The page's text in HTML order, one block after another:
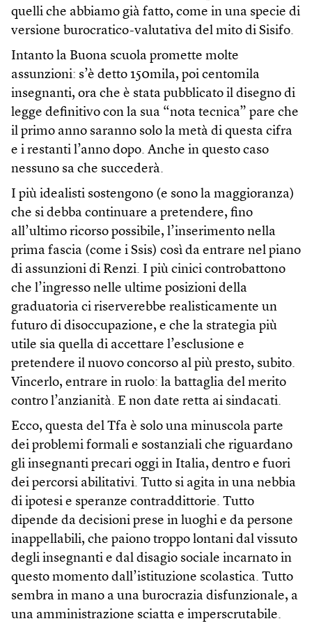
quelli che abbiamo già fatto, come in una specie di
versione burocratico-valutativa del mito di Sisifo.
Intanto la Buona scuola promette molte
assunzioni: s’è detto 150mila, poi centomila
insegnanti, ora che è stata pubblicato il disegno di
legge definitivo con la sua “nota tecnica” pare che
il primo anno saranno solo la metà di questa cifra
e i restanti l’anno dopo. Anche in questo caso
nessuno sa che succederà.
I più idealisti sostengono (e sono la maggioranza)
che si debba continuare a pretendere, fino
all’ultimo ricorso possibile, l’inserimento nella
prima fascia (come i Ssis) così da entrare nel piano
di assunzioni di Renzi. I più cinici controbattono
che l’ingresso nelle ultime posizioni della
graduatoria ci riserverebbe realisticamente un
futuro di disoccupazione, e che la strategia più
utile sia quella di accettare l’esclusione e
pretendere il nuovo concorso al più presto, subito.
Vincerlo, entrare in ruolo: la battaglia del merito
contro l’anzianità. E non date retta ai sindacati.
Ecco, questa del Tfa è solo una minuscola parte
dei problemi formali e sostanziali che riguardano
gli insegnanti precari oggi in Italia, dentro e fuori
dei percorsi abilitativi. Tutto si agita in una nebbia
di ipotesi e speranze contraddittorie. Tutto
dipende da decisioni prese in luoghi e da persone
inappellabili, che paiono troppo lontani dal vissuto
degli insegnanti e dal disagio sociale incarnato in
questo momento dall’istituzione scolastica. Tutto
sembra in mano a una burocrazia disfunzionale, a
una amministrazione sciatta e imperscrutabile.